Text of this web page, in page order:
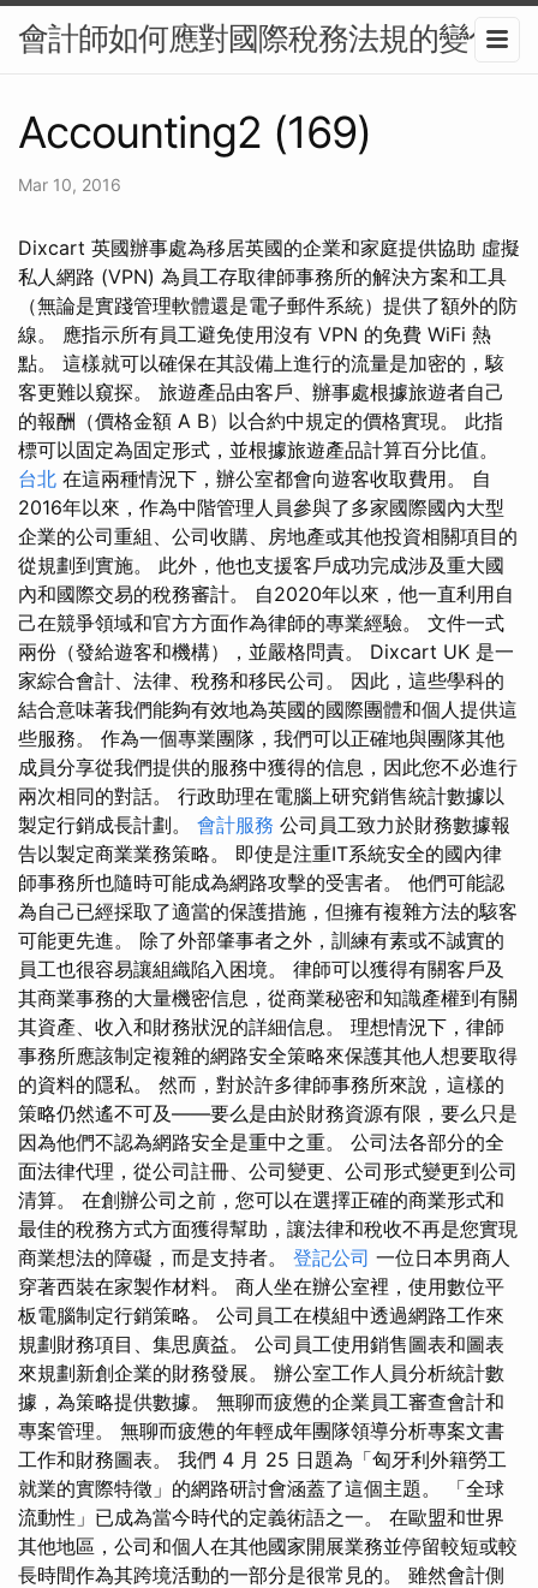
會計師如何應對國際稅務法規的變化
Accounting2 (169)
Mar 10, 2016
Dixcart 英國辦事處為移居英國的企業和家庭提供協助 虛擬
私人網路 (VPN) 為員工存取律師事務所的解決方案和工具
（無論是實踐管理軟體還是電子郵件系統）提供了額外的防
線。 應指示所有員工避免使用沒有 VPN 的免費 WiFi 熱
點。 這樣就可以確保在其設備上進行的流量是加密的，駭
客更難以窺探。 旅遊產品由客戶、辦事處根據旅遊者自己
的報酬（價格金額 A B）以合約中規定的價格實現。 此指
標可以固定為固定形式，並根據旅遊產品計算百分比值。
台北 在這兩種情況下，辦公室都會向遊客收取費用。 自
2016年以來，作為中階管理人員參與了多家國際國內大型
企業的公司重組、公司收購、房地產或其他投資相關項目的
從規劃到實施。 此外，他也支援客戶成功完成涉及重大國
內和國際交易的稅務審計。 自2020年以來，他一直利用自
己在競爭領域和官方方面作為律師的專業經驗。 文件一式
兩份（發給遊客和機構），並嚴格問責。 Dixcart UK 是一
家綜合會計、法律、稅務和移民公司。 因此，這些學科的
結合意味著我們能夠有效地為英國的國際團體和個人提供這
些服務。 作為一個專業團隊，我們可以正確地與團隊其他
成員分享從我們提供的服務中獲得的信息，因此您不必進行
兩次相同的對話。 行政助理在電腦上研究銷售統計數據以
製定行銷成長計劃。 會計服務 公司員工致力於財務數據報
告以製定商業業務策略。 即使是注重IT系統安全的國內律
師事務所也隨時可能成為網路攻擊的受害者。 他們可能認
為自己已經採取了適當的保護措施，但擁有複雜方法的駭客
可能更先進。 除了外部肇事者之外，訓練有素或不誠實的
員工也很容易讓組織陷入困境。 律師可以獲得有關客戶及
其商業事務的大量機密信息，從商業秘密和知識產權到有關
其資產、收入和財務狀況的詳細信息。 理想情況下，律師
事務所應該制定複雜的網路安全策略來保護其他人想要取得
的資料的隱私。 然而，對於許多律師事務所來說，這樣的
策略仍然遙不可及——要么是由於財務資源有限，要么只是
因為他們不認為網路安全是重中之重。 公司法各部分的全
面法律代理，從公司註冊、公司變更、公司形式變更到公司
清算。 在創辦公司之前，您可以在選擇正確的商業形式和
最佳的稅務方式方面獲得幫助，讓法律和稅收不再是您實現
商業想法的障礙，而是支持者。 登記公司 一位日本男商人
穿著西裝在家製作材料。 商人坐在辦公室裡，使用數位平
板電腦制定行銷策略。 公司員工在模組中透過網路工作來
規劃財務項目、集思廣益。 公司員工使用銷售圖表和圖表
來規劃新創企業的財務發展。 辦公室工作人員分析統計數
據，為策略提供數據。 無聊而疲憊的企業員工審查會計和
專案管理。 無聊而疲憊的年輕成年團隊領導分析專案文書
工作和財務圖表。 我們 4 月 25 日題為「匈牙利外籍勞工
就業的實際特徵」的網路研討會涵蓋了這個主題。 「全球
流動性」已成為當今時代的定義術語之一。 在歐盟和世界
其他地區，公司和個人在其他國家開展業務並停留較短或較
長時間作為其跨境活動的一部分是很常見的。 雖然會計側